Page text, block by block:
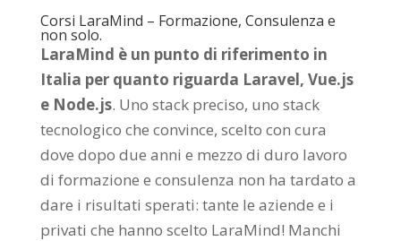
Corsi LaraMind – Formazione, Consulenza e
non solo.
LaraMind è un punto di riferimento in
Italia per quanto riguarda Laravel, Vue.js
e Node.js. Uno stack preciso, uno stack
tecnologico che convince, scelto con cura
dove dopo due anni e mezzo di duro lavoro
di formazione e consulenza non ha tardato a
dare i risultati sperati: tante le aziende e i
privati che hanno scelto LaraMind! Manchi